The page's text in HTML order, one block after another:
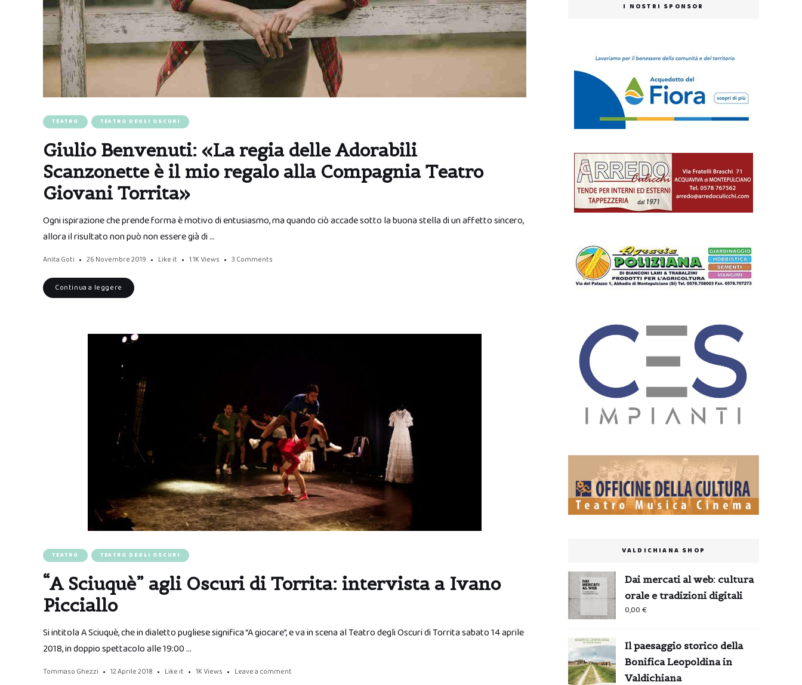
TEATRO TEATRO DEGLI OSCURI
Giulio Benvenuti: «La regia delle Adorabili
Scanzonette è il mio regalo alla Compagnia Teatro
Giovani Torrita»
Ogni ispirazione che prende forma è motivo di entusiasmo, ma quando ciò accade sotto la buona stella di un affetto sincero,
allora il risultato non può non essere già di …
Anita Goti 26 Novembre 2019 Like it 1.1K Views 3 Comments
Continua a leggere
TEATRO TEATRO DEGLI OSCURI
“A Sciuquè” agli Oscuri di Torrita: intervista a Ivano
Picciallo
Si intitola A Sciuquè, che in dialetto pugliese significa “A giocare”, e va in scena al Teatro degli Oscuri di Torrita sabato 14 aprile
2018, in doppio spettacolo alle 19:00 …
Tommaso Ghezzi 12 Aprile 2018 Like it 1K Views Leave a comment
I NOSTRI SPONSOR
VALDICHIANA SHOP
Dai mercati al web: cultura
orale e tradizioni digitali
0,00€
Il paesaggio storico della
Bonifica Leopoldina in
Valdichiana